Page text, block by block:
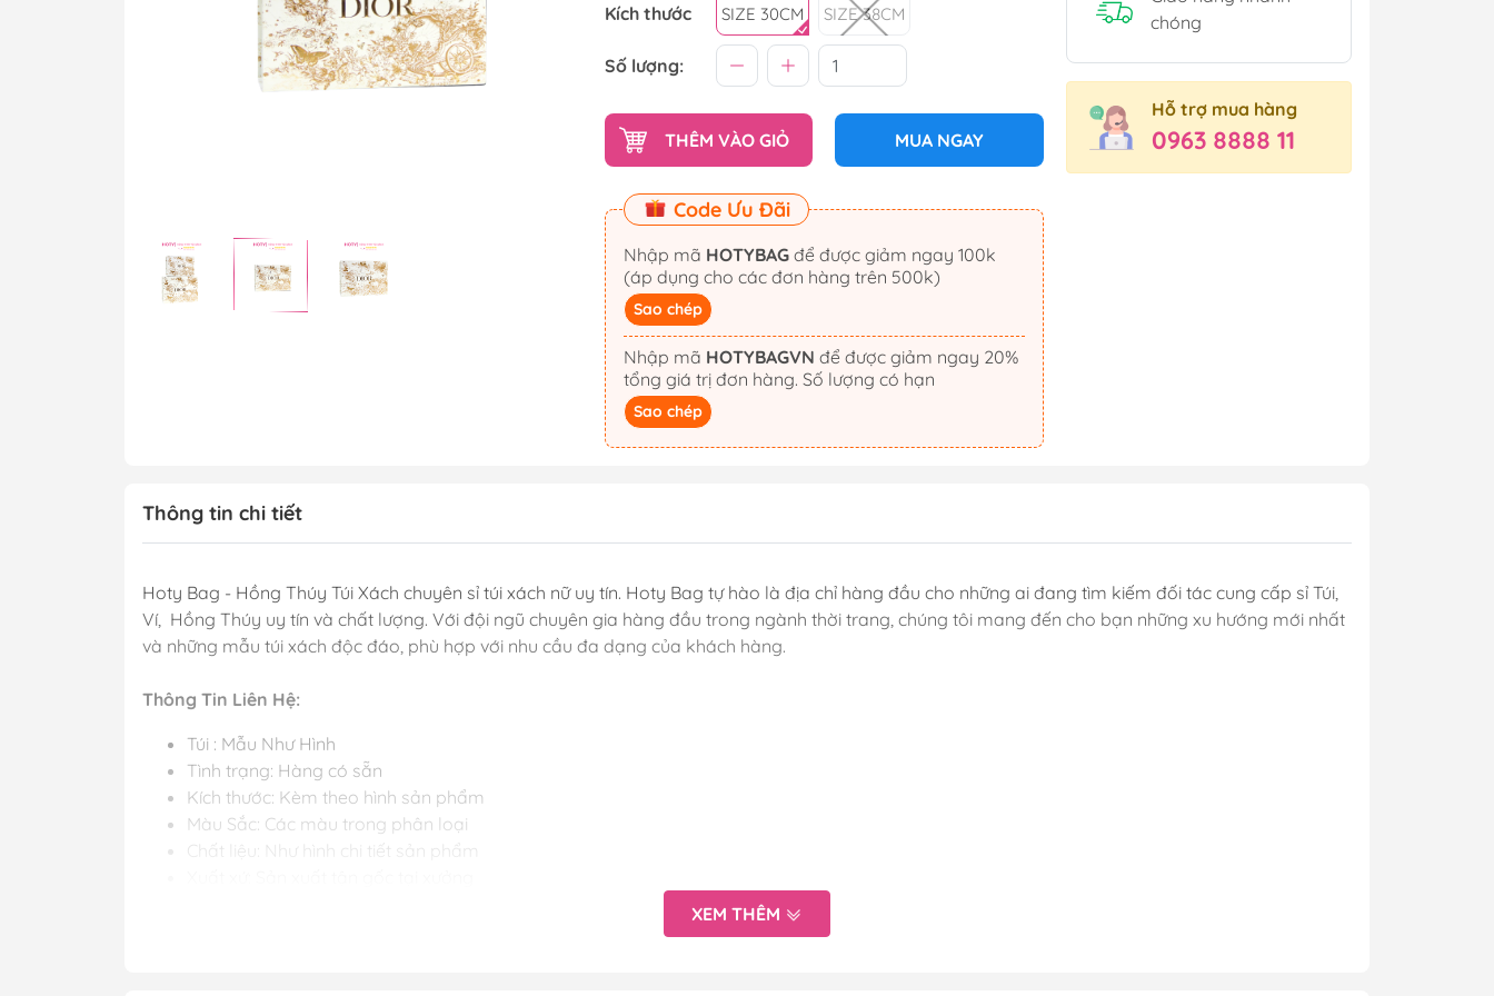
Bóp Đựng Tiền
Kích thước SIZE 30CM SIZE 38CM
Số lượng:
THÊM VÀO GIỎ MUA NGAY
Code Ưu Đãi
Nhập mã HOTYBAGđể được giảm ngay 100k
(áp dụng cho các đơn hàng trên 500k)
Sao chép
Nhập mã HOTYBAGVN
tổng giá trị đơn hàng. Số lượng có hạn
Sao chép
chóng
Hỗ trợ mua hàng
0963 8888 11
Thông tin chi tiết
Hoty Bag - Hồng Thúy Túi Xách chuyên sỉ túi xách nữ uy tín. Hoty Bag tự hào là địa chỉ hàng đầu cho những ai đang tìm kiếm đối tác cung cấp sỉ Túi,
Ví, Hồng Thúy uy tín và chất lượng. Với đội ngũ chuyên gia hàng đầu trong ngành thời trang, chúng tôi mang đến cho bạn những xu hướng mới nhất
và những mẫu túi xách độc đáo, phù hợp với nhu cầu đa dạng của khách hàng.
Thông Tin Liên Hệ:
Túi : Mẫu Như Hình
Tình trạng: Hàng có sẵn
Kích thước: Kèm theo hình sản phẩm
Màu Sắc: Các màu trong phân loại
Chất liệu: Như hình chi tiết sản phẩm
Chi tiết sản phẩm:Vui lòng xem hàng với hình ảnh kèm theo
XEM THÊM